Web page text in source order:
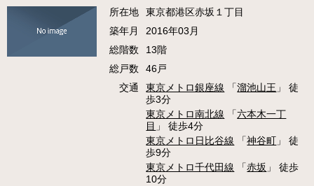
所在地
東京都港区赤坂１丁目
築年月
2016年03月
総階数
13階
総戸数
46戸
交通
東京メトロ銀座線 「溜池山王 」 徒
歩3分
東京メトロ南北線 「六本木一丁
目 」 徒歩4分
東京メトロ日比谷線 「神谷町 」 徒
歩9分
東京メトロ千代田線 「赤坂 」 徒歩
10分